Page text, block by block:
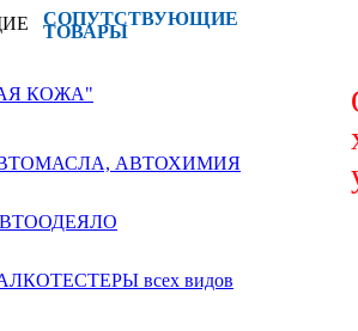
СОПУТСТВУЮЩИЕ
ТОВАРЫ
КОЖА"
АВТОХИМИЯ
всех видов